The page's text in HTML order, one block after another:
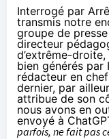
Interrogé par
transmis notre
groupe de
directeur
d’extrême-
bien générés par
rédacteur en
dernier, par
attribue de son
nous avons en
envoyé à
parfois, ne fait pas